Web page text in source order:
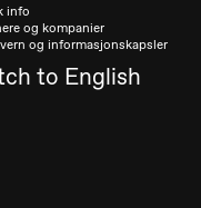
info
og kompanier
og informasjonskapsler
to English